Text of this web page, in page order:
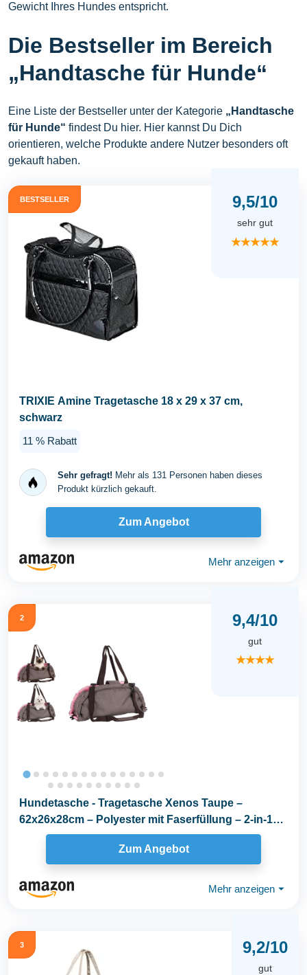
Gewicht Ihres Hundes entspricht.
Die Bestseller im Bereich
„Handtasche für Hunde“
Eine Liste der Bestseller unter der Kategorie „Handtasche
für Hunde“ findest Du hier. Hier kannst Du Dich
orientieren, welche Produkte andere Nutzer besonders oft
gekauft haben.
BESTSELLER 9,5/10
sehr gut
★★★★★
TRIXIE Amine Tragetasche 18 x 29 x 37 cm,
schwarz
11 % Rabatt
Sehr gefragt! Mehr als 131 Personen haben dieses
Produkt kürzlich gekauft.
Zum Angebot
Mehr anzeigen ⏷
2 9,4/10
gut
★★★★
Hundetasche - Tragetasche Xenos Taupe –
62x26x28cm – Polyester mit Faserfüllung – 2-in-1
Zum Angebot
Mehr anzeigen ⏷
3 9,2/10
gut